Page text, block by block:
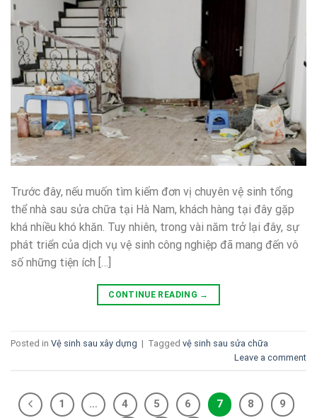
Trước đây, nếu muốn tìm kiếm đơn vị chuyên vệ sinh tổng
thể nhà sau sửa chữa tại Hà Nam, khách hàng tại đây gặp
khá nhiều khó khăn. Tuy nhiên, trong vài năm trở lại đây, sự
phát triển của dịch vụ vệ sinh công nghiệp đã mang đến vô
số những tiện ích […]
CONTINUE READING →
Posted in Vệ sinh sau xây dựng | Tagged vệ sinh sau sửa chữa
Leave a comment
1 … 4 5 6 7 8
9